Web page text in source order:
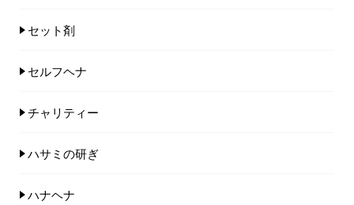
セット剤
セルフヘナ
チャリティー
ハサミの研ぎ
ハナヘナ